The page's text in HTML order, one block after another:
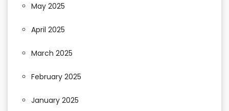
May 2025
April 2025
March 2025
February 2025
January 2025